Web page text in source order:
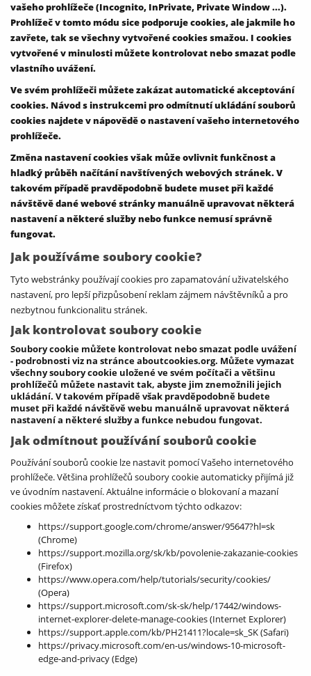
vašeho prohlížeče (Incognito, InPrivate, Private Window ...).
Prohlížeč v tomto módu sice podporuje cookies, ale jakmile ho
zavřete, tak se všechny vytvořené cookies smažou. I cookies
vytvořené v minulosti můžete kontrolovat nebo smazat podle
vlastního uvážení.
Ve svém prohlížeči můžete zakázat automatické akceptování
cookies. Návod s instrukcemi pro odmítnutí ukládání souborů
cookies najdete v nápovědě o nastavení vašeho internetového
prohlížeče.
Změna nastavení cookies však může ovlivnit funkčnost a
hladký průběh načítání navštívených webových stránek. V
takovém případě pravděpodobně budete muset při každé
návštěvě dané webové stránky manuálně upravovat některá
nastavení a některé služby nebo funkce nemusí správně
fungovat.
Jak používáme soubory cookie?
Tyto webstránky používají cookies pro zapamatování uživatelského
nastavení, pro lepší přizpůsobení reklam zájmem návštěvníků a pro
nezbytnou funkcionalitu stránek.
Jak kontrolovat soubory cookie
Soubory cookie můžete kontrolovat nebo smazat podle uvážení
- podrobnosti viz na stránce aboutcookies.org. Můžete vymazat
všechny soubory cookie uložené ve svém počítači a většinu
prohlížečů můžete nastavit tak, abyste jim znemožnili jejich
ukládání. V takovém případě však pravděpodobně budete
muset při každé návštěvě webu manuálně upravovat některá
nastavení a některé služby a funkce nebudou fungovat.
Jak odmítnout používání souborů cookie
Používání souborů cookie lze nastavit pomocí Vašeho internetového
prohlížeče. Většina prohlížečů soubory cookie automaticky přijímá již
ve úvodním nastavení. Aktuálne informácie o blokovaní a mazaní
cookies môžete získať prostredníctvom týchto odkazov:
https://support.google.com/chrome/answer/95647?hl=sk
(Chrome)
https://support.mozilla.org/sk/kb/povolenie-zakazanie-cookies
(Firefox)
https://www.opera.com/help/tutorials/security/cookies/
(Opera)
https://support.microsoft.com/sk-sk/help/17442/windows-
internet-explorer-delete-manage-cookies (Internet Explorer)
https://support.apple.com/kb/PH21411?locale=sk_SK (Safari)
https://privacy.microsoft.com/en-us/windows-10-microsoft-
edge-and-privacy (Edge)